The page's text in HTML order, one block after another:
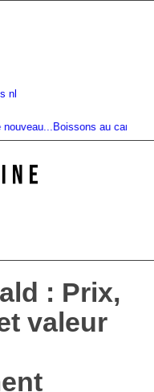
nl
Boissons au cannabis :
: Prix,
valeur